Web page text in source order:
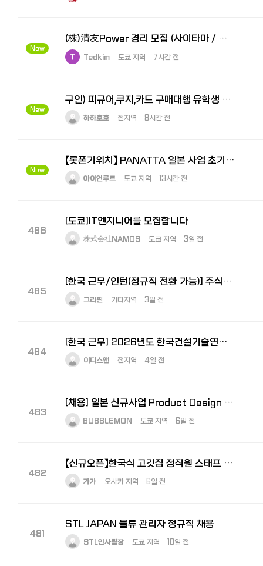
New
(株)清友Power 경리 모집 (사이타마 / 하라이치역 인근)
Tedkim 도쿄 지역 7시간 전
New
구인) 피규어,쿠지,카드 구매대행 유학생 아르바이트생 모집
하하호호 전지역 8시간 전
New
【롯폰기위치】 PANATTA 일본 사업 초기 멤버 채용
아이언루트 도쿄 지역 13시간 전
486
[도쿄]IT엔지니어를 모집합니다
株式会社NAMOS 도쿄 지역 3일 전
485
[한국 근무/인턴(정규직 전환 가능)] 주식회사 그리핀 - 일본사업 지원 인턴
그리핀 기타지역 3일 전
484
[한국 근무] 2026년도 한국건설기술연구원 2차 정규직 채용 공고
이디스앤 전지역 4일 전
483
[채용] 일본 신규사업 Product Design Lead 모집｜도쿄 거주·일본어 가능자
BUBBLEMON 도쿄 지역 6일 전
482
【신규오픈】한국식 고깃집 정직원 스태프 대모집! — 오프닝 멤버로 함께 만들어가실 분을 찾습니다
가가 오사카 지역 6일 전
481
STL JAPAN 물류 관리자 정규직 채용
STL인사팀장 도쿄 지역 10일 전